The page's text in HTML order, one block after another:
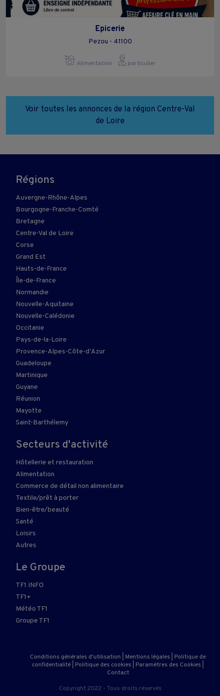
Epicerie
Pezou - 41100
Alimentation particulier
Voir toutes les annonces de la région Centre-Val
de Loire
Régions
Auvergne-Rhône-Alpes
Bourgogne-Franche-Comté
Bretagne
Centre-Val de Loire
Corse
Grand Est
Hauts-de-France
Île-de-France
Normandie
Nouvelle-Aquitaine
Nouvelle-Calédonie
Occitanie
Pays-de-la-Loire
Provence-Alpes-Côte-d'Azur
Guadeloupe
Martinique
Guyane
Réunion
Mayotte
Saint-Barthélemy
Secteurs d'activité
Hôtellerie et restauration
Alimentation
Commerce de détail non alimentaire
Textile/prêt à porter
Bien-être/beauté
Santé
Loisirs
Autres
Le Groupe
TF1 INFO
TF1+
Météo TF1
Groupe TF1
Conditions générales d'utilisation Mentions légales
Politique de
confidentialité
Politique des cookies Paramètres des Cookies
Contact
Copyright 2022 - Tous droits réservés